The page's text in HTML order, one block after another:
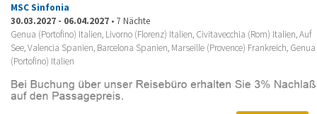
MSC Sinfonia
30.03.2027 - 06.04.2027 • 7 Nächte
Genua (Portofino) Italien, Livorno (Florenz) Italien, Civitavecchia (Rom) Italien, Auf
See, Valencia Spanien, Barcelona Spanien, Marseille (Provence) Frankreich, Genua
(Portofino) Italien